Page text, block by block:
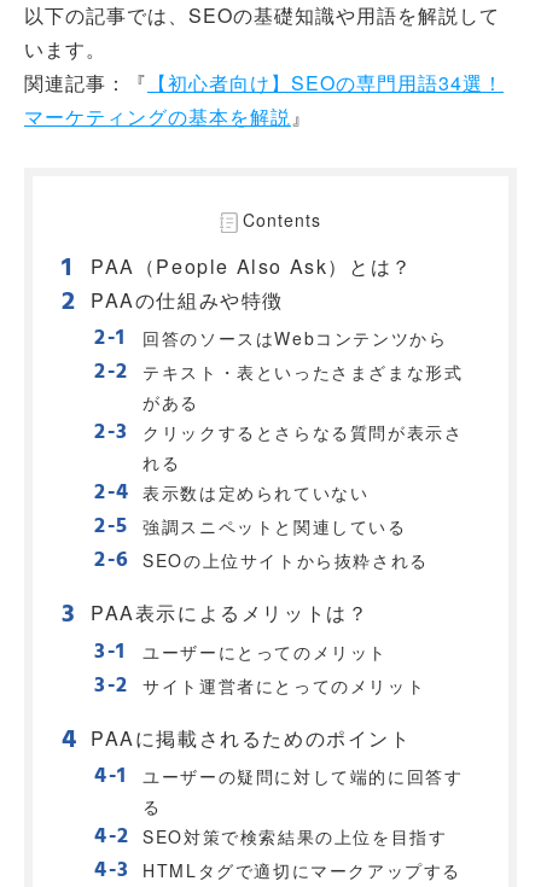
以下の記事では、SEOの基礎知識や用語を解説して
います。
関連記事：『 【初心者向け】SEOの専門用語34選！
マーケティングの基本を解説』
Contents
PAA（People Also Ask）とは？
PAAの仕組みや特徴
回答のソースはWebコンテンツから
テキスト・表といったさまざまな形式
がある
クリックするとさらなる質問が表示さ
れる
表示数は定められていない
強調スニペットと関連している
SEOの上位サイトから抜粋される
PAA表示によるメリットは？
ユーザーにとってのメリット
サイト運営者にとってのメリット
PAAに掲載されるためのポイント
ユーザーの疑問に対して端的に回答す
る
SEO対策で検索結果の上位を目指す
HTMLタグで適切にマークアップする